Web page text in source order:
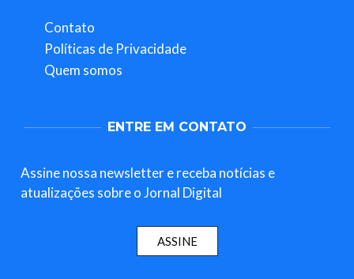
Contato
Políticas de Privacidade
Quem somos
ENTRE EM CONTATO
Assine nossa newsletter e receba notícias e
atualizações sobre o Jornal Digital
ASSINE